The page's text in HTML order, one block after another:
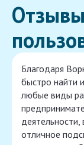
Благодаря
быстро найти
любые виды
деятельности,
отличное